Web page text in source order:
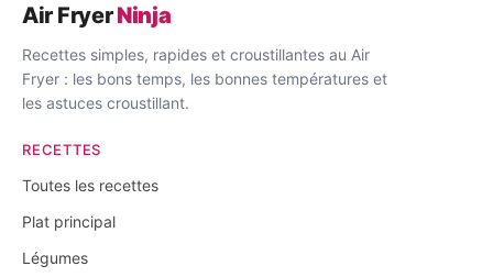
Air FryerNinja
Recettes simples, rapides et croustillantes au Air
Fryer : les bons temps, les bonnes températures et
les astuces croustillant.
RECETTES
Toutes les recettes
Plat principal
Légumes